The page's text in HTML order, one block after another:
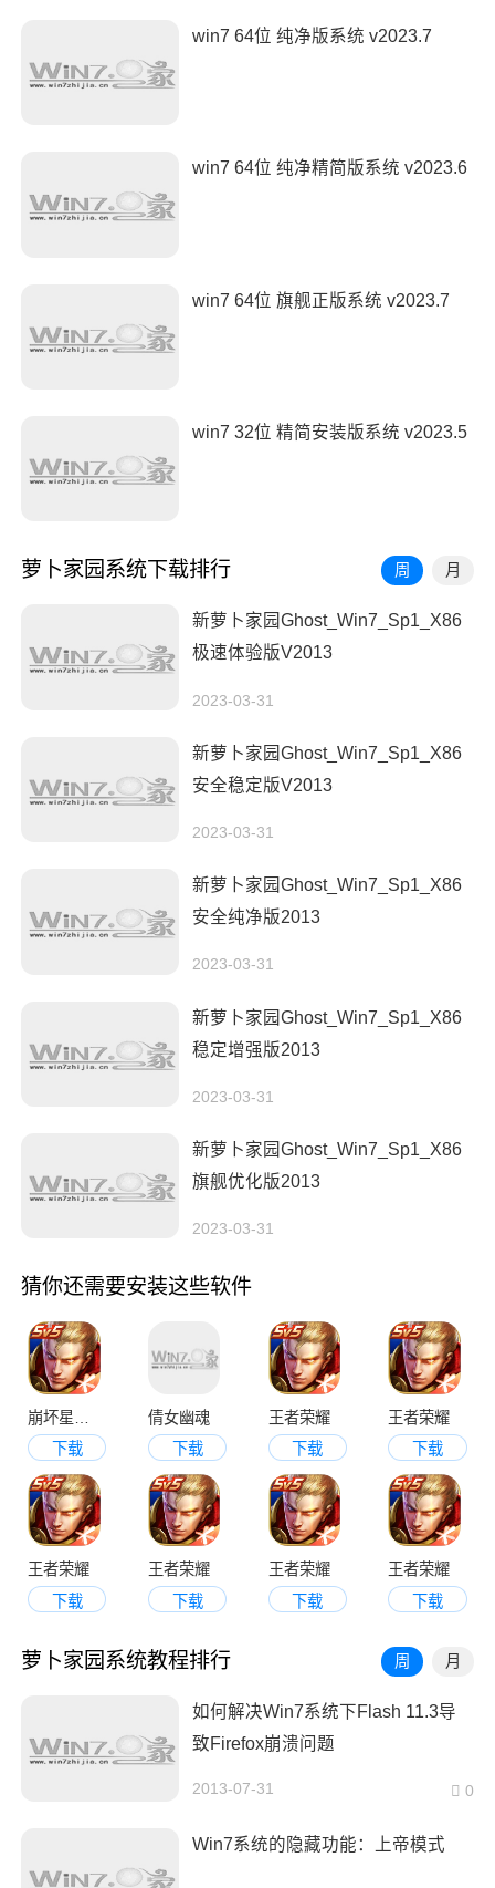
win7 64位 纯净版系统 v2023.7
win7 64位 纯净精简版系统 v2023.6
win7 64位 旗舰正版系统 v2023.7
win7 32位 精简安装版系统 v2023.5
萝卜家园系统下载排行 周 月
新萝卜家园Ghost_Win7_Sp1_X86
极速体验版V2013
2023-03-31
新萝卜家园Ghost_Win7_Sp1_X86
安全稳定版V2013
2023-03-31
新萝卜家园Ghost_Win7_Sp1_X86
安全纯净版2013
2023-03-31
新萝卜家园Ghost_Win7_Sp1_X86
稳定增强版2013
2023-03-31
新萝卜家园Ghost_Win7_Sp1_X86
旗舰优化版2013
2023-03-31
猜你还需要安装这些软件
下载
倩女幽魂
下载
王者荣耀
下载
王者荣耀
下载
王者荣耀
下载
王者荣耀
下载
王者荣耀
下载
王者荣耀
下载
萝卜家园系统教程排行 周 月
如何解决Win7系统下Flash 11.3导
致Firefox崩溃问题
2013-07-31 0
Win7系统的隐藏功能：上帝模式